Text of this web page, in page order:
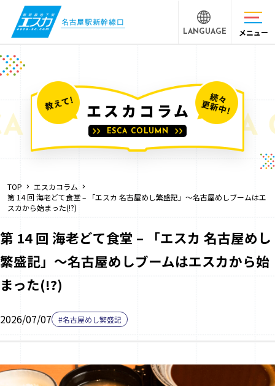
LANGUAGE メニュー
エスカコラム
ESCA COLUMN
TOP
エスカコラム
第 14 回 海老どて食堂 – 「エスカ 名古屋めし繁盛記」～名古屋めしブームはエ
スカから始まった(!?)
第 14 回 海老どて食堂 – 「エスカ 名古屋めし
繁盛記」～名古屋めしブームはエスカから始
まった(!?)
2026/07/07 #名古屋めし繁盛記